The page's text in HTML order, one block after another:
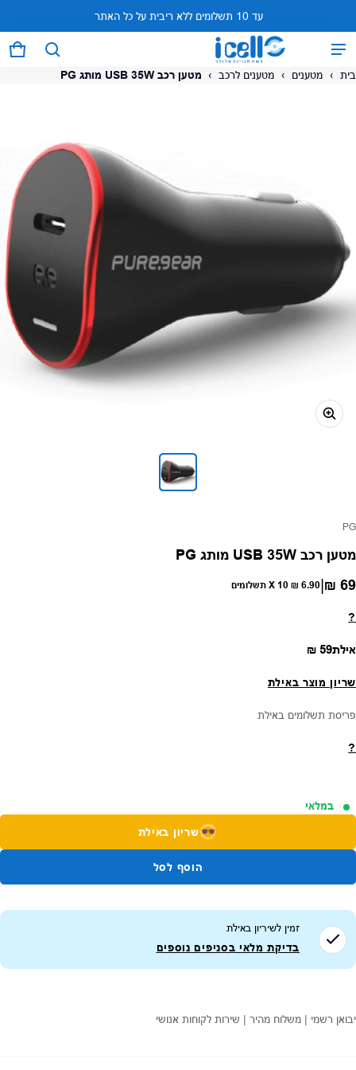
עד 10 תשלומים ללא ריבית על כל האתר
0 פריטים
המוצר נוסף לעגלה
בית › מטענים › מטענים לרכב › מטען רכב USB 35W מותג PG
ספק:
PG
מטען רכב USB 35W מותג PG
מחיר רגיל
69 ₪
|
6.90 ₪ X 10 תשלומים
?
אילתמחיר רגיל
59 ₪
שריון מוצר באילת
פריסת תשלומים באילת
?
במלאי
שריון באילת
הוסף לסל
זמין לשיריון באילת
בדיקת מלאי בסניפים נוספים
יבואן רשמי | משלוח מהיר | שירות לקוחות אנושי
על המוצר